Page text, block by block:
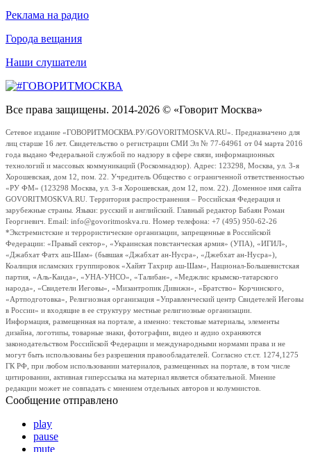
Реклама на радио
Города вещания
Наши слушатели
Все права защищены. 2014-2026 © «Говорит Москва»
Сетевое издание «ГОВОРИТМОСКВА.РУ/GOVORITMOSKVA.RU». Предназначено для
лиц старше 16 лет. Свидетельство о регистрации СМИ Эл № 77-64961 от 04 марта 2016
года выдано Федеральной службой по надзору в сфере связи, информационных
технологий и массовых коммуникаций (Роскомнадзор). Адрес: 123298, Москва, ул. 3-я
Хорошевская, дом 12, пом. 22. Учредитель Общество с ограниченной ответственностью
«РУ ФМ» (123298 Москва, ул. 3-я Хорошевская, дом 12, пом. 22). Доменное имя сайта
GOVORITMOSKVA.RU. Территория распространения – Российская Федерация и
зарубежные страны. Языки: русский и английский. Главный редактор Бабаян Роман
Георгиевич. Email: info@govoritmoskva.ru. Номер телефона: +7 (495) 950-62-26
*Экстремистские и террористические организации, запрещенные в Российской
Федерации: «Правый сектор», «Украинская повстанческая армия» (УПА), «ИГИЛ»,
«Джабхат Фатх аш-Шам» (бывшая «Джабхат ан-Нусра», «Джебхат ан-Нусра»),
Коалиция исламских группировок «Хайят Тахрир аш-Шам», Национал-Большевистская
партия, «Аль-Каида», «УНА-УНСО», «Талибан», «Меджлис крымско-татарского
народа», «Свидетели Иеговы», «Мизантропик Дивижн», «Братство» Корчинского,
«Артподготовка», Религиозная организация «Управленческий центр Свидетелей Иеговы
в России» и входящие в ее структуру местные религиозные организации.
Информация, размещенная на портале, а именно: текстовые материалы, элементы
дизайна, логотипы, товарные знаки, фотографии, видео и аудио охраняются
законодательством Российской Федерации и международными нормами права и не
могут быть использованы без разрешения правообладателей. Согласно ст.ст. 1274,1275
ГК РФ, при любом использовании материалов, размещенных на портале, в том числе
цитировании, активная гиперссылка на материал является обязательной. Мнение
редакции может не совпадать с мнением отдельных авторов и колумнистов.
Сообщение отправлено
play
pause
mute